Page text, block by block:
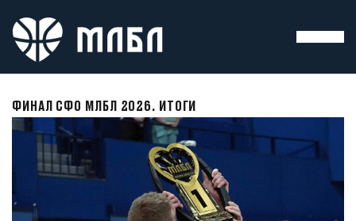
ФИНАЛ СФО МЛБЛ 2026. ИТОГИ